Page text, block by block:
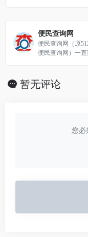
集各行业专业意见
助用户轻松做出消
策的同时，成为购
人
近20年历史闻名海
的著名站点！专
观 公正 杜绝刷票
便民查询网
便民查询网（原
便民查询网）一直
暂无评论
您必